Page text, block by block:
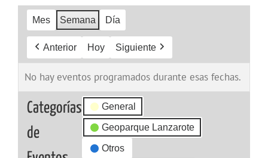
Mes Semana Día
Anterior Hoy Siguiente
No hay eventos programados durante esas fechas.
Categorías
de
General
Geoparque Lanzarote
Otros